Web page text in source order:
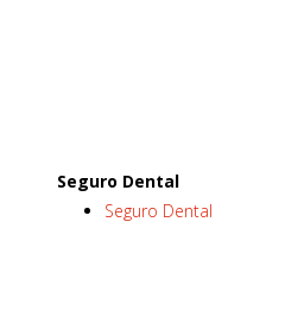
Seguro Dental
Seguro Dental